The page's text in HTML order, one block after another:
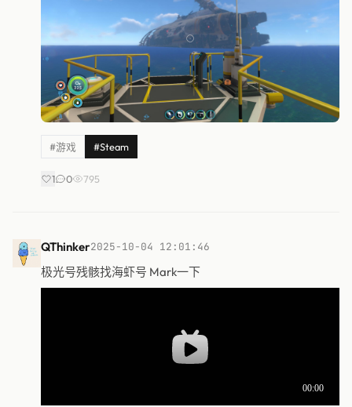
#游戏 #Steam
1 0 795
QThinker2025-10-04 12:01:46
极光号残骸找海虾号 Mark一下